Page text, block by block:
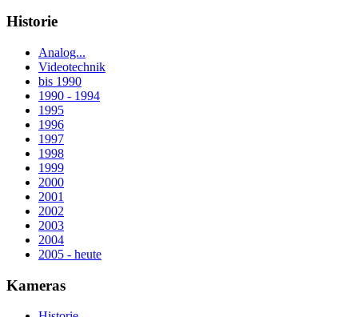
Historie
Analog...
Videotechnik
bis 1990
1990 - 1994
1995
1996
1997
1998
1999
2000
2001
2002
2003
2004
2005 - heute
Kameras